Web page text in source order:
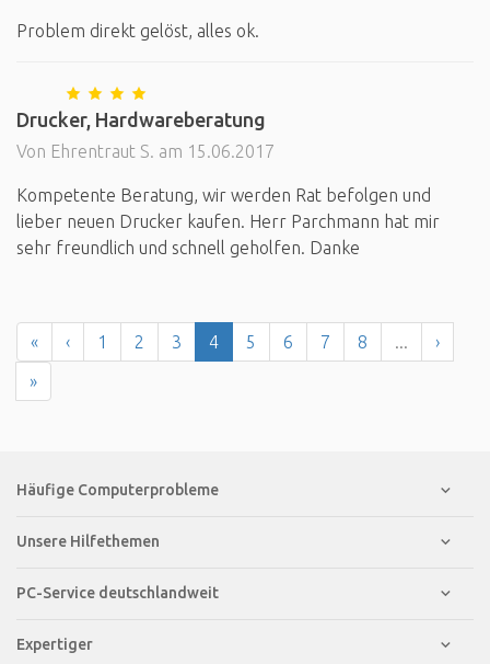
Problem direkt gelöst, alles ok.
Drucker, Hardwareberatung
Von Ehrentraut S. am 15.06.2017
Kompetente Beratung, wir werden Rat befolgen und
lieber neuen Drucker kaufen. Herr Parchmann hat mir
sehr freundlich und schnell geholfen. Danke
« ‹ 1 2 3 4 5 6 7 8 ...
›
»
Häufige Computerprobleme
Unsere Hilfethemen
PC-Service deutschlandweit
Expertiger